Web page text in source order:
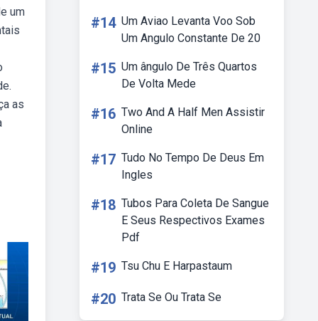
um
as
#14 Um Aviao Levanta Voo Sob
Um Angulo Constante De 20
#15 Um ângulo De Três Quartos
De Volta Mede
#16 Two And A Half Men Assistir
Online
#17 Tudo No Tempo De Deus Em
Ingles
#18 Tubos Para Coleta De Sangue
E Seus Respectivos Exames
Pdf
#19 Tsu Chu E Harpastaum
#20 Trata Se Ou Trata Se